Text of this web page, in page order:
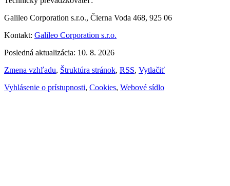
Galileo Corporation s.r.o., Čierna Voda 468, 925 06
Kontakt: Galileo Corporation s.r.o.
Posledná aktualizácia: 10. 8. 2026
Zmena vzhľadu, Štruktúra stránok, RSS, Vytlačiť
Vyhlásenie o prístupnosti, Cookies, Webové sídlo